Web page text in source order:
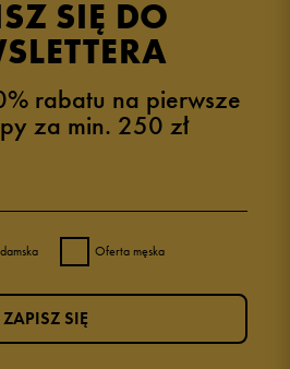
SIĘ DO
rabatu na pierwsze
za min. 250 zł
Oferta męska
ZAPISZ SIĘ